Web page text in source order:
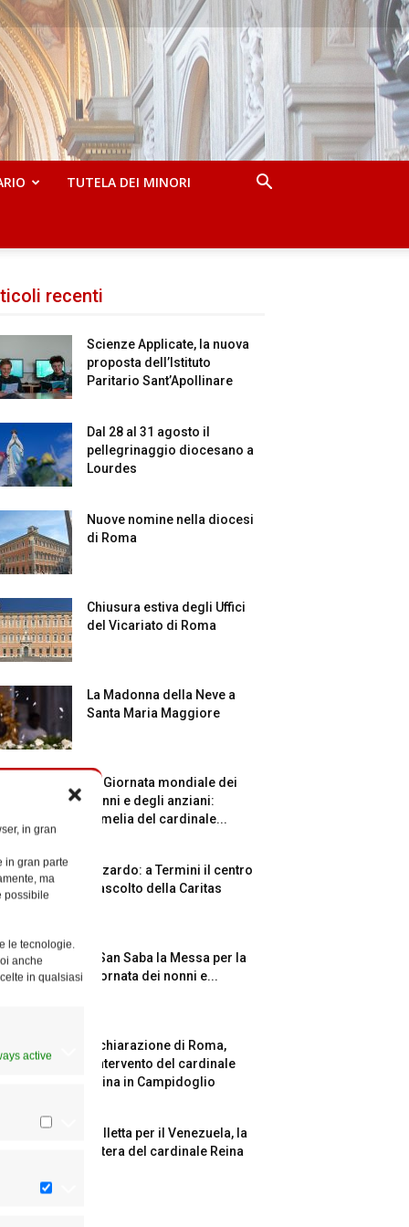
in gran
in gran parte
ma
possibile
le tecnologie.
anche
in qualsiasi
active
TUTELA DEI MINORI
recenti
Scienze Applicate, la nuova
proposta dell’Istituto
Paritario Sant’Apollinare
Dal 28 al 31 agosto il
pellegrinaggio diocesano a
Lourdes
Nuove nomine nella diocesi
di Roma
Chiusura estiva degli Uffici
del Vicariato di Roma
La Madonna della Neve a
Santa Maria Maggiore
La Giornata mondiale dei
nonni e degli anziani:
l’omelia del cardinale...
Azzardo: a Termini il centro
d’ascolto della Caritas
A San Saba la Messa per la
Giornata dei nonni e...
Dichiarazione di Roma,
l’intervento del cardinale
Reina in Campidoglio
Colletta per il Venezuela, la
lettera del cardinale Reina